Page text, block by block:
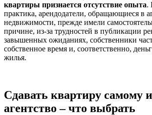
квартиры признается отсутствие опыта.
практика, арендодатели, обращающиеся в
недвижимости, прежде имели
причине, из-за трудностей в публикации
завышенных ожиданиях, собственники
собственное время и, соответственно,
жилья.
Сдавать квартиру самому
агентство – что выбрать